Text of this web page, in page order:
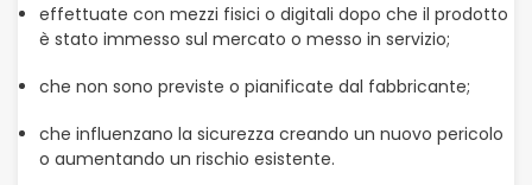
effettuate con mezzi fisici o digitali dopo che il prodotto
è stato immesso sul mercato o messo in servizio;
che non sono previste o pianificate dal fabbricante;
che influenzano la sicurezza creando un nuovo pericolo
o aumentando un rischio esistente.